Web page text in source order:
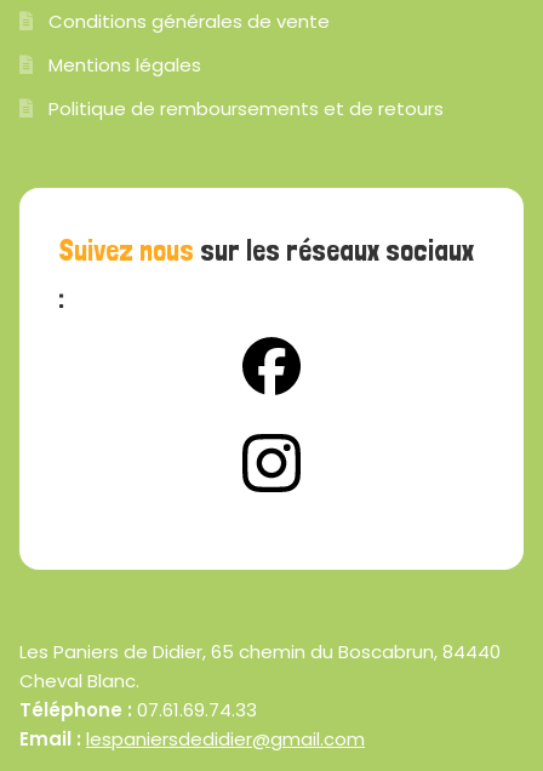
Conditions générales de vente
Mentions légales
Politique de remboursements et de retours
Suivez nous sur les réseaux sociaux
:
Les Paniers de Didier, 65 chemin du Boscabrun, 84440
Cheval Blanc.
Téléphone : 07.61.69.74.33
Email : lespaniersdedidier@gmail.com